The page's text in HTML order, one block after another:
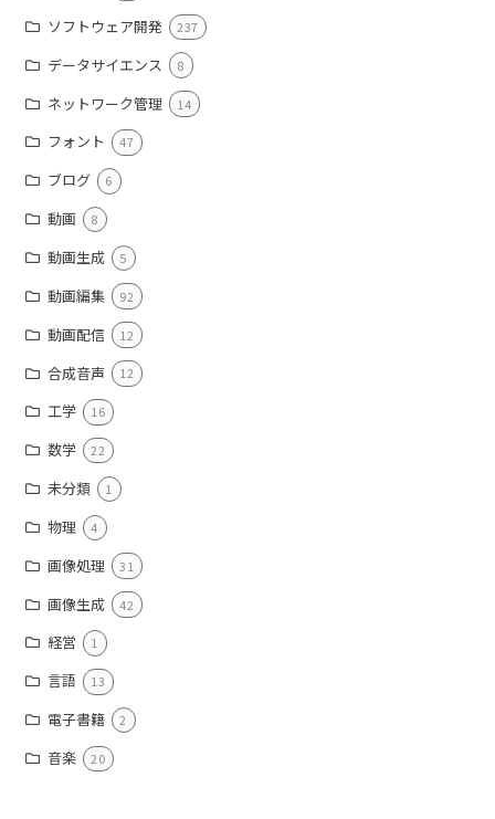
ソフトウェア開発 237
データサイエンス 8
ネットワーク管理 14
フォント 47
ブログ 6
動画 8
動画生成 5
動画編集 92
動画配信 12
合成音声 12
工学 16
数学 22
未分類 1
物理 4
画像処理 31
画像生成 42
経営 1
言語 13
電子書籍 2
音楽 20